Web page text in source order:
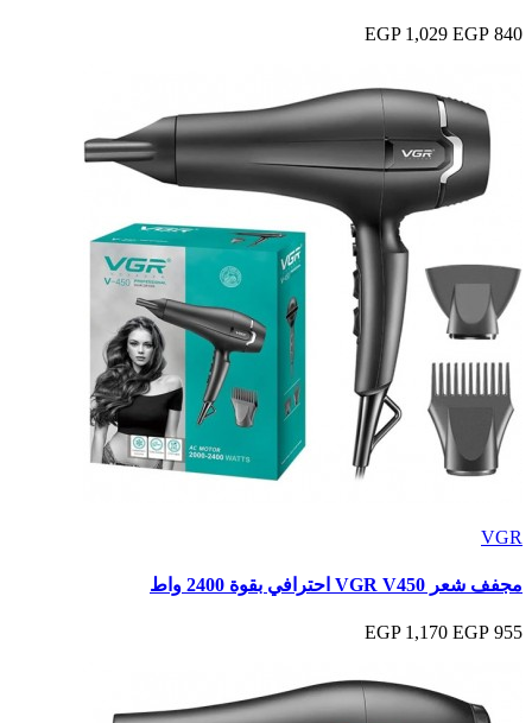
840 EGP
1,029 EGP
VGR
مجفف شعر VGR V450 احترافي بقوة 2400 واط
955 EGP
1,170 EGP